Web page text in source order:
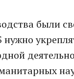
были